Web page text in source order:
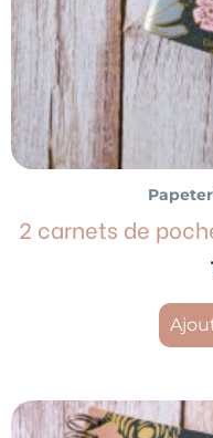
2 carnets de